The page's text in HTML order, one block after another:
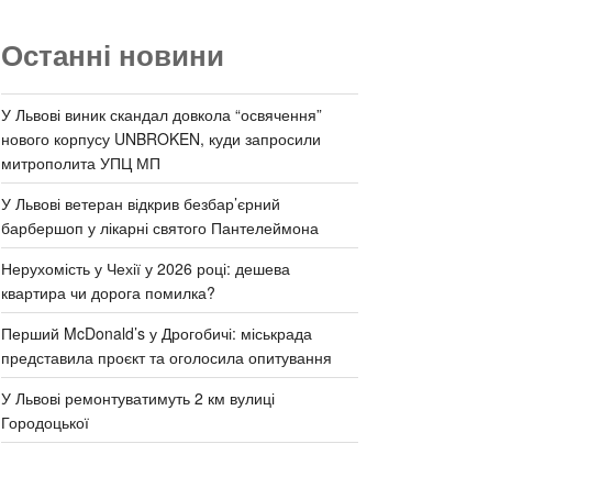
Останні новини
У Львові виник скандал довкола “освячення”
нового корпусу UNBROKEN, куди запросили
митрополита УПЦ МП
У Львові ветеран відкрив безбар’єрний
барбершоп у лікарні святого Пантелеймона
Нерухомість у Чехії у 2026 році: дешева
квартира чи дорога помилка?
Перший McDonald’s у Дрогобичі: міськрада
представила проєкт та оголосила опитування
У Львові ремонтуватимуть 2 км вулиці
Городоцької